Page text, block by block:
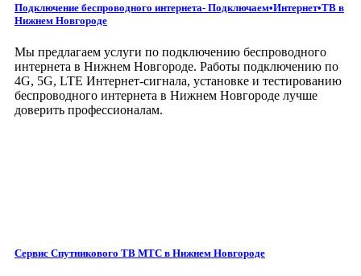
Подключение беспроводного интернета- Подключаем•Интернет•ТВ в
Нижнем Новгороде
Мы предлагаем услуги по подключению беспроводного
интернета в Нижнем Новгороде. Работы подключению по
4G, 5G, LTE Интернет-сигнала, установке и тестированию
беспроводного интернета в Нижнем Новгороде лучше
доверить профессионалам.
Сервис Спутникового ТВ МТС в Нижнем Новгороде